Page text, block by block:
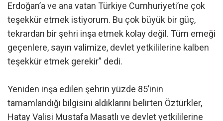
Erdoğan’a ve ana vatan Türkiye Cumhuriyeti’ne çok
teşekkür etmek istiyorum. Bu çok büyük bir güç,
tekrardan bir şehri inşa etmek kolay değil. Tüm emeği
geçenlere, sayın valimize, devlet yetkililerine kalben
teşekkür etmek gerekir” dedi.
Yeniden inşa edilen şehrin yüzde 85’inin
tamamlandığı bilgisini aldıklarını belirten Öztürkler,
Hatay Valisi Mustafa Masatlı ve devlet yetkililerine